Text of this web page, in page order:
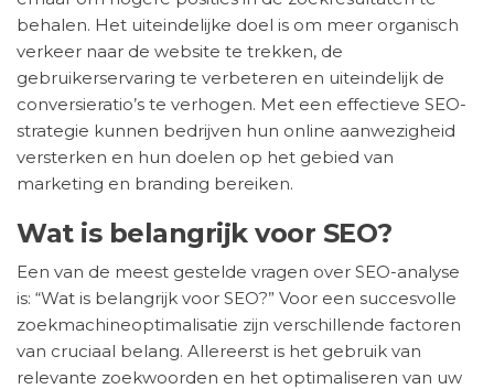
behalen. Het uiteindelijke doel is om meer organisch
verkeer naar de website te trekken, de
gebruikerservaring te verbeteren en uiteindelijk de
conversieratio’s te verhogen. Met een effectieve SEO-
strategie kunnen bedrijven hun online aanwezigheid
versterken en hun doelen op het gebied van
marketing en branding bereiken.
Wat is belangrijk voor SEO?
Een van de meest gestelde vragen over SEO-analyse
is: “Wat is belangrijk voor SEO?” Voor een succesvolle
zoekmachineoptimalisatie zijn verschillende factoren
van cruciaal belang. Allereerst is het gebruik van
relevante zoekwoorden en het optimaliseren van uw